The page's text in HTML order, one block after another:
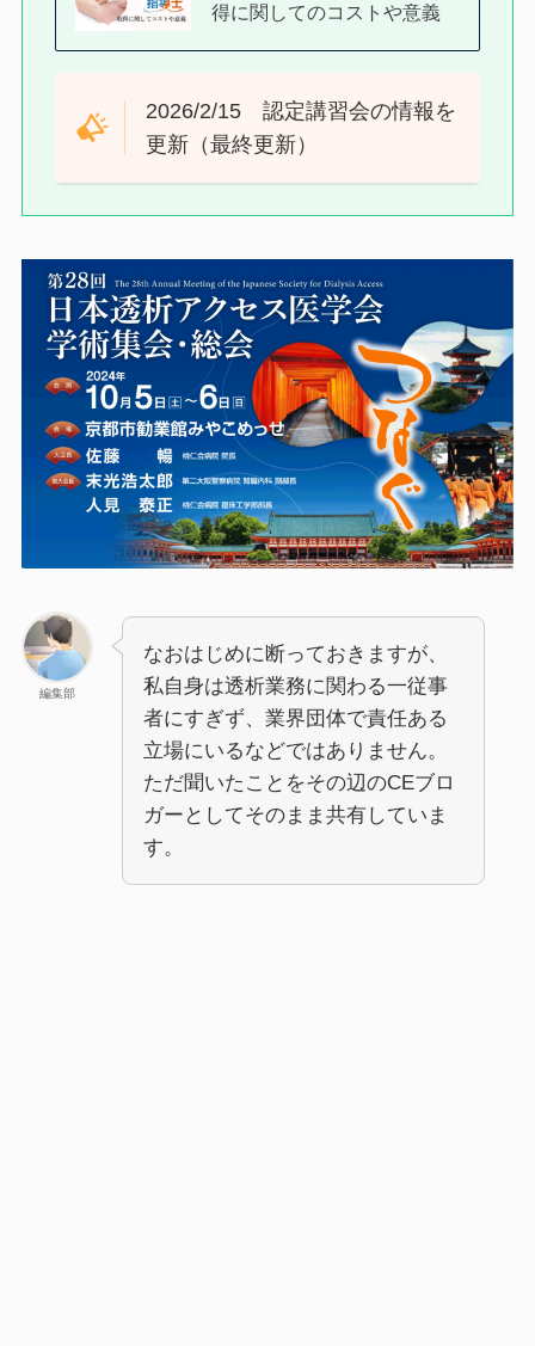
得に関してのコストや意義
2026/2/15 認定講習会の情報を
更新（最終更新）
編集部
なおはじめに断っておきますが、
私自身は透析業務に関わる一従事
者にすぎず、業界団体で責任ある
立場にいるなどではありません。
ただ聞いたことをその辺のCEブロ
ガーとしてそのまま共有していま
す。